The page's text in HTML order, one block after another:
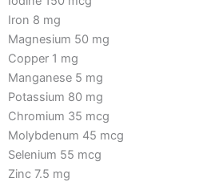
Iron 8 mg
Magnesium 50 mg
Copper 1 mg
Manganese 5 mg
Potassium 80 mg
Chromium 35 mcg
Molybdenum 45 mcg
Selenium 55 mcg
Zinc 7.5 mg